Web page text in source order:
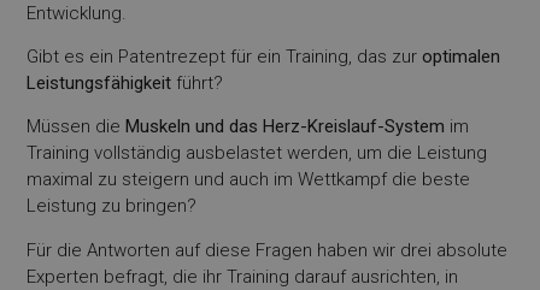
Entwicklung.
Gibt es ein Patentrezept für ein Training, das zur optimalen
Leistungsfähigkeit führt?
Müssen die Muskeln und das Herz-Kreislauf-System im
Training vollständig ausbelastet werden, um die Leistung
maximal zu steigern und auch im Wettkampf die beste
Leistung zu bringen?
Für die Antworten auf diese Fragen haben wir drei absolute
Experten befragt, die ihr Training darauf ausrichten, in